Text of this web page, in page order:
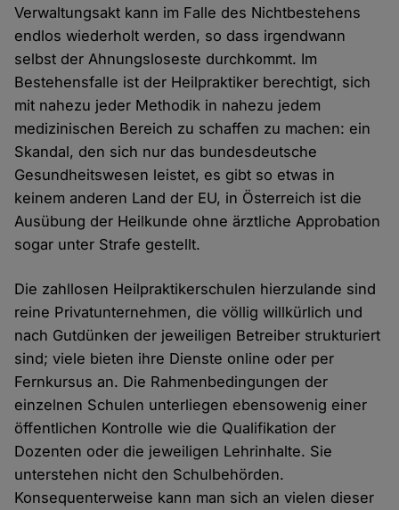
Verwaltungsakt kann im Falle des Nichtbestehens
endlos wiederholt werden, so dass irgendwann
selbst der Ahnungsloseste durchkommt. Im
Bestehensfalle ist der Heilpraktiker berechtigt, sich
mit nahezu jeder Methodik in nahezu jedem
medizinischen Bereich zu schaffen zu machen: ein
Skandal, den sich nur das bundesdeutsche
Gesundheitswesen leistet, es gibt so etwas in
keinem anderen Land der EU, in Österreich ist die
Ausübung der Heilkunde ohne ärztliche Approbation
sogar unter Strafe gestellt.
Die zahllosen Heilpraktikerschulen hierzulande sind
reine Privatunternehmen, die völlig willkürlich und
nach Gutdünken der jeweiligen Betreiber strukturiert
sind; viele bieten ihre Dienste online oder per
Fernkursus an. Die Rahmenbedingungen der
einzelnen Schulen unterliegen ebensowenig einer
öffentlichen Kontrolle wie die Qualifikation der
Dozenten oder die jeweiligen Lehrinhalte. Sie
unterstehen nicht den Schulbehörden.
Konsequenterweise kann man sich an vielen dieser